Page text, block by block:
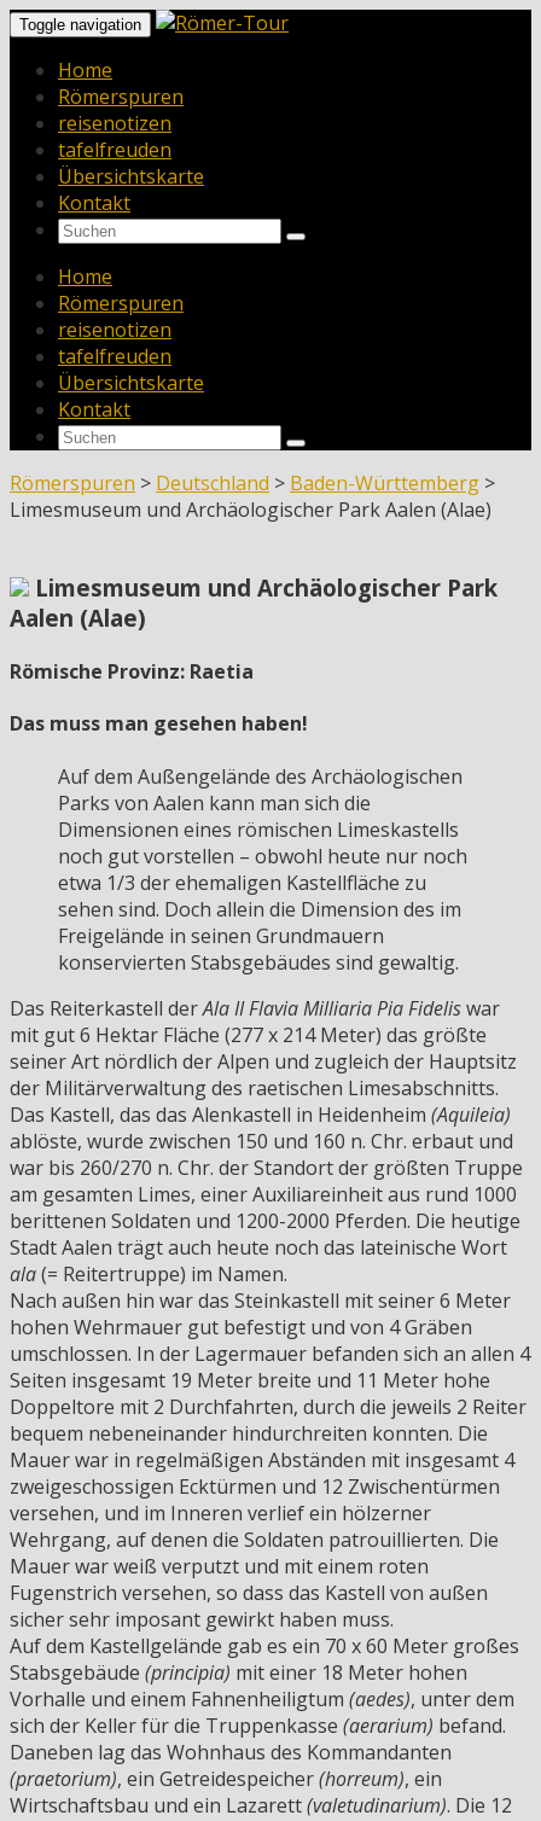
Toggle navigation
Home
Römerspuren
reisenotizen
tafelfreuden
Übersichtskarte
Kontakt
Home
Römerspuren
reisenotizen
tafelfreuden
Übersichtskarte
Kontakt
Römerspuren > Deutschland > Baden-Württemberg >
Limesmuseum und Archäologischer Park Aalen (Alae)
Limesmuseum und Archäologischer Park
Aalen (Alae)
Römische Provinz: Raetia
Das muss man gesehen haben!
Auf dem Außengelände des Archäologischen
Parks von Aalen kann man sich die
Dimensionen eines römischen Limeskastells
noch gut vorstellen – obwohl heute nur noch
etwa 1/3 der ehemaligen Kastellfläche zu
sehen sind. Doch allein die Dimension des im
Freigelände in seinen Grundmauern
konservierten Stabsgebäudes sind gewaltig.
Das Reiterkastell derAla II Flavia Milliaria Pia Fideliswar
mit gut 6 Hektar Fläche (277 x 214 Meter) das größte
seiner Art nördlich der Alpen und zugleich der Hauptsitz
der Militärverwaltung des raetischen Limesabschnitts.
Das Kastell, das das Alenkastell in Heidenheim (Aquileia)
ablöste, wurde zwischen 150 und 160 n. Chr. erbaut und
war bis 260/270 n. Chr. der Standort der größten Truppe
am gesamten Limes, einer Auxiliareinheit aus rund 1000
berittenen Soldaten und 1200-2000 Pferden. Die heutige
Stadt Aalen trägt auch heute noch das lateinische Wort
ala(= Reitertruppe) im Namen.
Nach außen hin war das Steinkastell mit seiner 6 Meter
hohen Wehrmauer gut befestigt und von 4 Gräben
umschlossen. In der Lagermauer befanden sich an allen 4
Seiten insgesamt 19 Meter breite und 11 Meter hohe
Doppeltore mit 2 Durchfahrten, durch die jeweils 2 Reiter
bequem nebeneinander hindurchreiten konnten. Die
Mauer war in regelmäßigen Abständen mit insgesamt 4
zweigeschossigen Ecktürmen und 12 Zwischentürmen
versehen, und im Inneren verlief ein hölzerner
Wehrgang, auf denen die Soldaten patrouillierten. Die
Mauer war weiß verputzt und mit einem roten
Fugenstrich versehen, so dass das Kastell von außen
sicher sehr imposant gewirkt haben muss.
Auf dem Kastellgelände gab es ein 70 x 60 Meter großes
Stabsgebäude (principia) mit einer 18 Meter hohen
Vorhalle und einem Fahnenheiligtum (aedes), unter dem
sich der Keller für die Truppenkasse (aerarium) befand.
Daneben lag das Wohnhaus des Kommandanten
(praetorium), ein Getreidespeicher(horreum), ein
Wirtschaftsbau und ein Lazarett(valetudinarium). Die 12